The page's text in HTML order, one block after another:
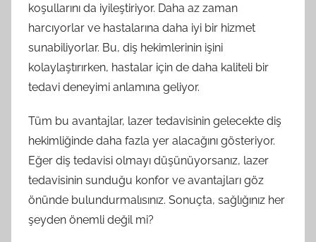
koşullarını da iyileştiriyor. Daha az zaman
harcıyorlar ve hastalarına daha iyi bir hizmet
sunabiliyorlar. Bu, diş hekimlerinin işini
kolaylaştırırken, hastalar için de daha kaliteli bir
tedavi deneyimi anlamına geliyor.
Tüm bu avantajlar, lazer tedavisinin gelecekte diş
hekimliğinde daha fazla yer alacağını gösteriyor.
Eğer diş tedavisi olmayı düşünüyorsanız, lazer
tedavisinin sunduğu konfor ve avantajları göz
önünde bulundurmalısınız. Sonuçta, sağlığınız her
şeyden önemli değil mi?